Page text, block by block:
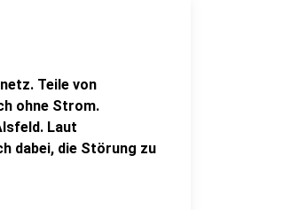
Teile von
ohne Strom.
Laut
dabei, die Störung zu